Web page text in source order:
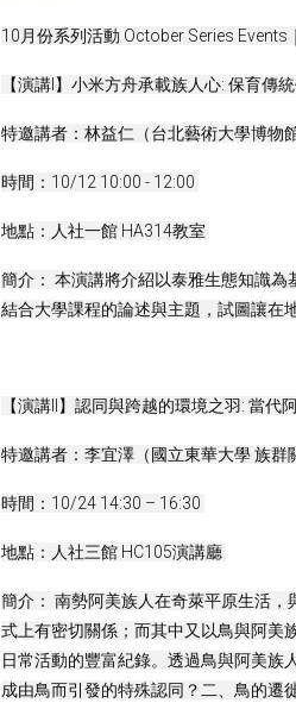
10月份系列活動 October Series
【演講I】小米方舟承載族人心: 保育傳
特邀講者：林益仁（台北藝術大學博物
時間：10/12 10:00 - 12:00
地點：人社一館 HA314教室
簡介： 本演講將介紹以泰雅生態知識
結合大學課程的論述與主題，試圖讓在
【演講II】認同與跨越的環境之羽: 當代
特邀講者：李宜澤（國立東華大學 族群
時間：10/24 14:30 – 16:30
地點：人社三館 HC105演講廳
簡介： 南勢阿美族人在奇萊平原生活
式上有密切關係；而其中又以鳥與阿美
日常活動的豐富紀錄。透過鳥與阿美族
成由鳥而引發的特殊認同？二、鳥的遷